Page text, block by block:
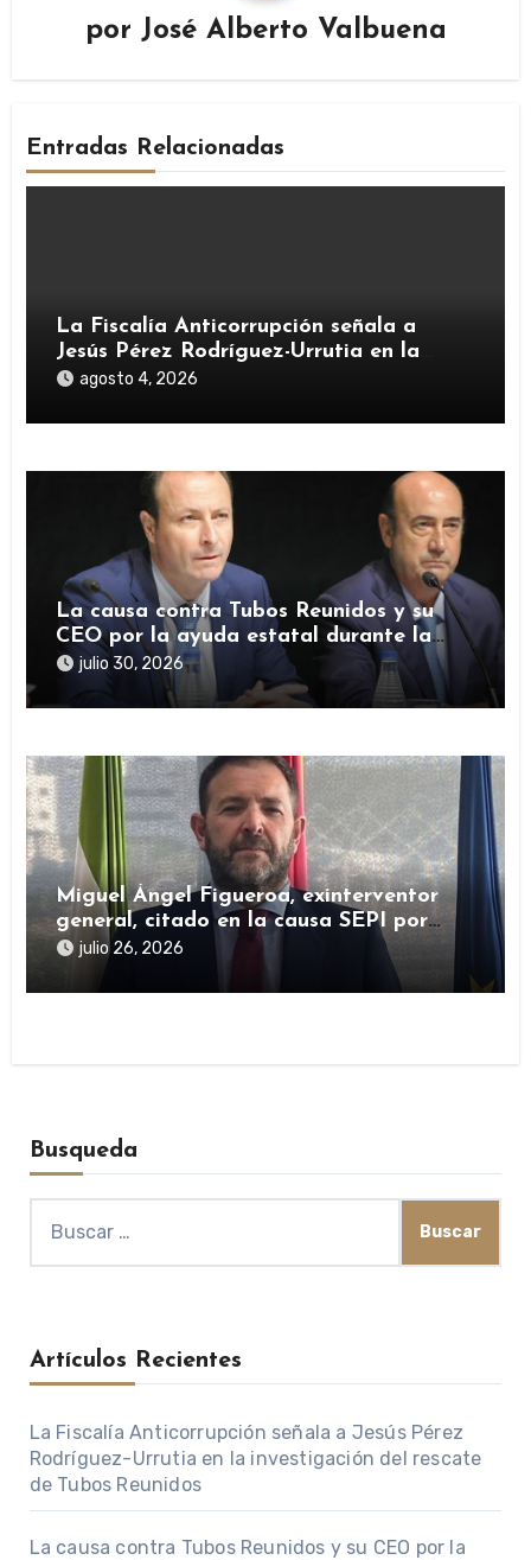
por José Alberto Valbuena
Entradas Relacionadas
La Fiscalía Anticorrupción señala a
Jesús Pérez Rodríguez-Urrutia en la
investigación del rescate de Tubos
agosto 4, 2026
La causa contra Tubos Reunidos y su
CEO por la ayuda estatal durante la
pandemia sigue abierta
julio 30, 2026
Miguel Ángel Figueroa, exinterventor
general, citado en la causa SEPI por
presuntas irregularidades en ayudas
julio 26, 2026
Busqueda
Artículos Recientes
La Fiscalía Anticorrupción señala a Jesús Pérez
Rodríguez-Urrutia en la investigación del rescate
de Tubos Reunidos
La causa contra Tubos Reunidos y su CEO por la